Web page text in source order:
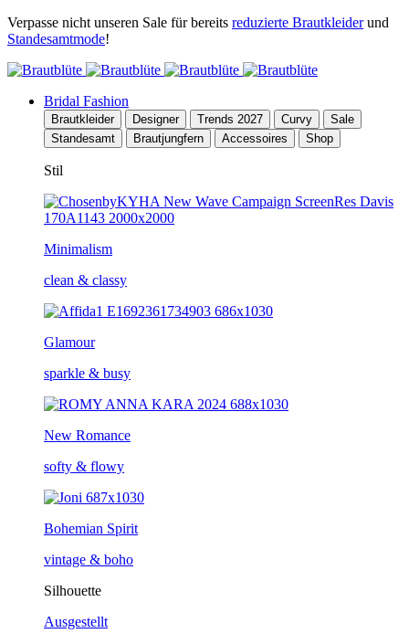
Verpasse nicht unseren Sale für bereits reduzierte Brautkleiderund
Standesamtmode!
Bridal Fashion
Brautkleider Designer Trends 2027 Curvy
Sale
Standesamt
Brautjungfern Accessoires Shop
Stil
Minimalism
clean & classy
Glamour
sparkle & busy
New Romance
softy & flowy
Bohemian Spirit
vintage & boho
Silhouette
Ausgestellt